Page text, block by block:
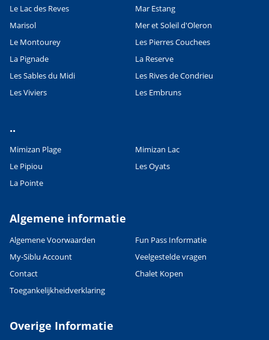
OpenStreetMap contributors, Points © 2012 LINZ
Le Lac des Reves
Mar Estang
Marisol
Mer et Soleil d'Oleron
Le Montourey
Les Pierres Couchees
La Pignade
La Reserve
Les Sables du Midi
Les Rives de Condrieu
Les Viviers
Les Embruns
..
Mimizan Plage
Mimizan Lac
Le Pipiou
Les Oyats
La Pointe
Algemene informatie
Algemene Voorwaarden
Fun Pass Informatie
My-Siblu Account
Veelgestelde vragen
Contact
Chalet Kopen
Toegankelijkheidverklaring
Overige Informatie